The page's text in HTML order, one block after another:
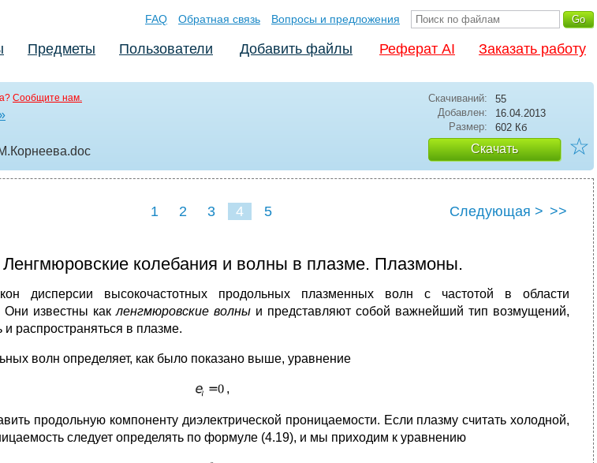
FAQ Обратная связь Вопросы и предложения
Предметы Пользователи Добавить файлы Реферат AI Заказать работу
Сообщите нам.
.doc
Скачиваний:
55
Добавлен:
16.04.2013
Размер:
602 Кб
Скачать ☆
1 2 3 4 5 Следующая > >>
Ленгмюровские колебания и волны в плазме. Плазмоны.
дисперсии высокочастотных продольных плазменных волн с частотой в области
Они известны как ленгмюровские волны и представляют собой важнейший тип возмущений,
распространяться в плазме.
волн определяет, как было показано выше, уравнение
,
продольную компоненту диэлектрической проницаемости. Если плазму считать холодной,
следует определять по формуле (4.19), и мы приходим к уравнению